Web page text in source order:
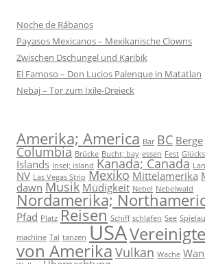
Noche de Rábanos
Payasos Mexicanos – Mexikanische Clowns
Zwischen Dschungel und Karibik
El Famoso – Don Lucios Palenque in Matatlan
Nebaj – Tor zum Ixile-Dreieck
Amerika; America Bar BC Berge
Columbia Brücke Bucht; bay essen Fest
Islands Insel; island Kanada; Canada
NV Las Vegas Strip Mexiko Mittelamerika
dawn Musik Müdigkeit Nebel Nebelwald
Nordamerika;
Pfad Platz Reisen Schiff schlafen See
machine Tal tanzen USA
von AmerikaVulkan Wache